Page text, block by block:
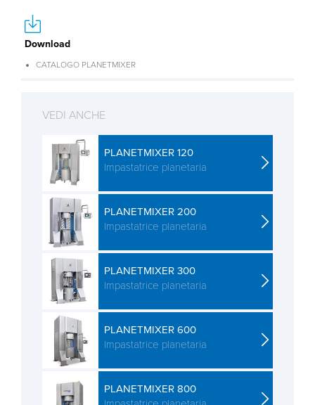
Download
CATALOGO PLANETMIXER
VEDI ANCHE
PLANETMIXER 120
Impastatrice planetaria
PLANETMIXER 200
Impastatrice planetaria
PLANETMIXER 300
Impastatrice planetaria
PLANETMIXER 600
Impastatrice planetaria
PLANETMIXER 800